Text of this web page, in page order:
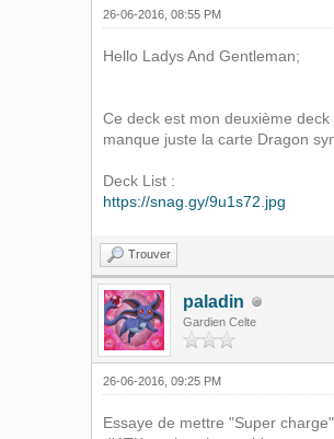
26-06-2016, 08:55 PM
Hello Ladys And Gentleman;
Ce deck est mon deuxième
manque juste la carte Dragon
Deck List :
https://snag.gy/9u1s72.jpg
Trouver
paladin
Gardien Celte
26-06-2016, 09:25 PM
Essaye de mettre "Super